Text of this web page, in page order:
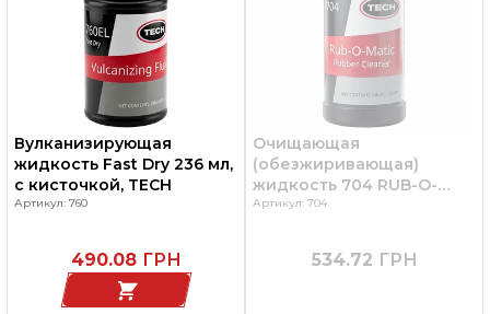
Вулканизирующая
жидкость Fast Dry 236 мл,
с кисточкой, TECH
Артикул: 760
490.08 ГРН
Очищающая
(обезжиривающая)
жидкость 704 RUB-O-
MATIC, объем 946 мл,
Артикул: 704
534.72 ГРН